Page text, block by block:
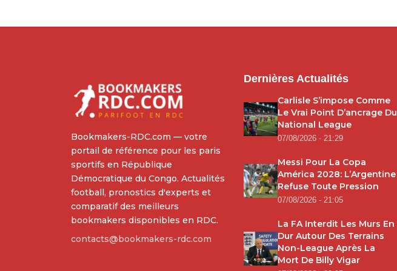
Bookmakers-RDC.com — votre
portail de référence pour les paris
sportifs en République
Démocratique du Congo. Actualités
football, pronostics d'experts et
comparatif des meilleurs
bookmakers disponibles en RDC.
contacts@bookmakers-rdc.com
Dernières Actualités
Carlisle S’impose Comme
Le Vrai Point D’ancrage Du
National League
07/08/2026 - 21:29
Messi Pour La Copa
América 2028: L’Argentine
Refuse Toute Pression
07/08/2026 - 21:05
La FA Interdit Les Murs En
Dur Autour Des Terrains
Non-League Après La
Mort De Billy Vigar